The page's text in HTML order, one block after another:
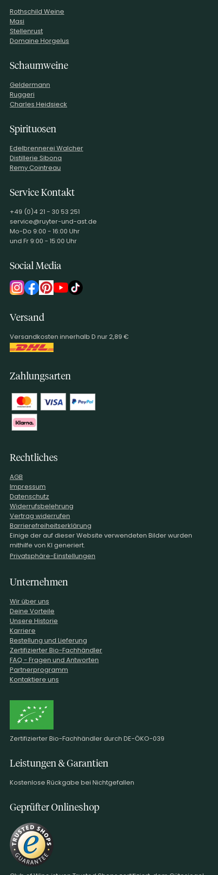
Rothschild Weine
Masi
Stellenrust
Domaine Horgelus
Schaumweine
Geldermann
Ruggeri
Charles Heidsieck
Spirituosen
Edelbrennerei Walcher
Distillerie Sibona
Remy Cointreau
Service Kontakt
+49 (0)4 21 - 30 53 251
service@ruyter-und-ast.de
Mo-Do 9:00 - 16:00 Uhr
und Fr 9:00 - 15:00 Uhr
Social Media
Versand
Versandkosten innerhalb D nur 2,89 €
Zahlungsarten
Rechtliches
AGB
Impressum
Datenschutz
Widerrufsbelehrung
Vertrag widerrufen
Barrierefreiheitserklärung
Einige der auf dieser Website verwendeten Bilder wurden
mithilfe von KI generiert.
Privatsphäre-Einstellungen
Unternehmen
Wir über uns
Deine Vorteile
Unsere Historie
Karriere
Bestellung und Lieferung
Zertifizierter Bio-Fachhändler
FAQ - Fragen und Antworten
Partnerprogramm
Kontaktiere uns
Zertifizierter Bio-Fachhändler durch DE-ÖKO-039
Leistungen & Garantien
Kostenlose Rückgabe bei Nichtgefallen
Geprüfter Onlineshop